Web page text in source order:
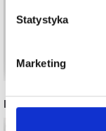
Statystyka
Marketing
INNI TEŻ WIDZIELI